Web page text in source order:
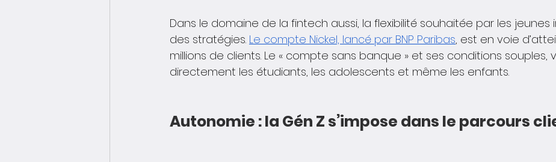
Dans le domaine de la fintech aussi, la flexibilité souhaitée par les jeunes
des stratégies. Le compte Nickel, lancé par BNP Paribas, est en voie
millions de clients. Le « compte sans banque » et ses conditions souples,
directement les étudiants, les adolescents et même les enfants.
Autonomie : la Gén Z s’impose dans le parcours